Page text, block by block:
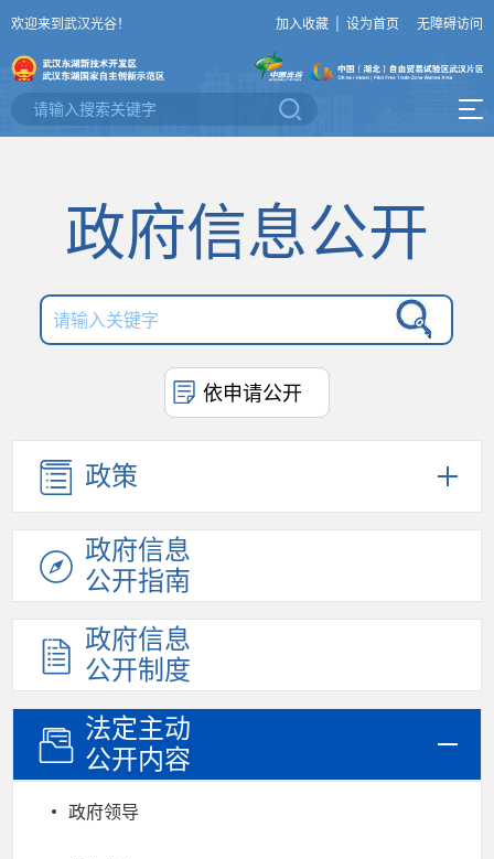
欢迎来到武汉光谷！ 加入收藏 设为首页 无障碍访问
政府信息公开
依申请公开
政策
政府信息
公开指南
政府信息
公开制度
法定主动
公开内容
政府领导